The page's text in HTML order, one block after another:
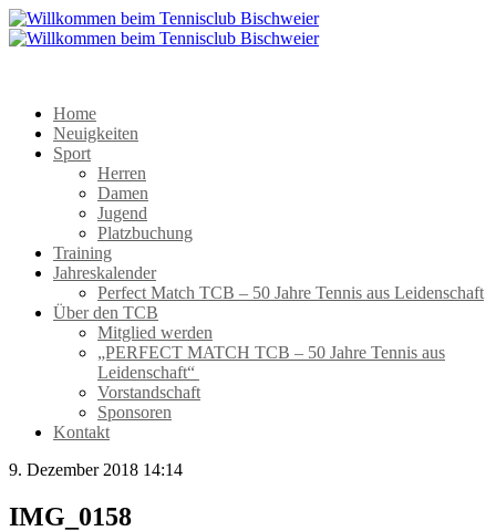
Home
Neuigkeiten
Sport
Herren
Damen
Jugend
Platzbuchung
Training
Jahreskalender
Perfect Match TCB – 50 Jahre Tennis aus Leidenschaft
Über den TCB
Mitglied werden
„PERFECT MATCH TCB – 50 Jahre Tennis aus
Leidenschaft“
Vorstandschaft
Sponsoren
Kontakt
9. Dezember 2018 14:14
IMG_0158